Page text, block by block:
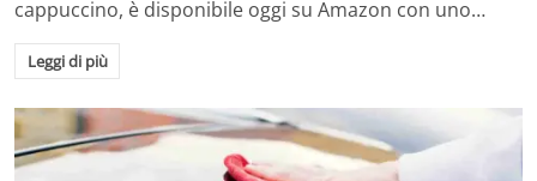
cappuccino, è disponibile oggi su Amazon con uno…
Leggi di più